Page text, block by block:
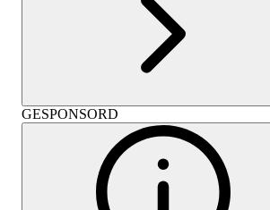
GESPONSORD